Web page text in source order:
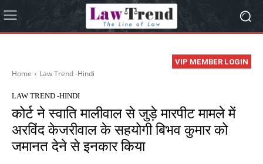
VIP MEMBER LOGIN
Home Law Trend -Hindi
LAW TREND -HINDI
कोर्ट ने स्वाति मालीवाल से जुड़े मारपीट मामले में
अरविंद केजरीवाल के सहयोगी बिभव कुमार को
जमानत देने से इनकार किया